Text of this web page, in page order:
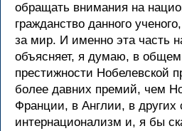
обращать внимания на
гражданство данного
за мир. И именно эта часть
объясняет, я думаю, в
престижности Нобелевской
более давних премий, чем
Франции, в Англии, в других
интернационализм и, я бы